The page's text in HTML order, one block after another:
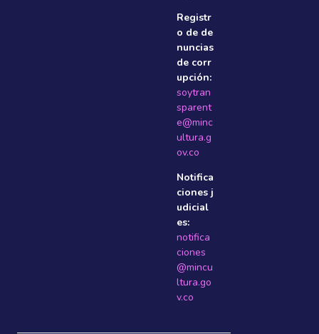
Registr
o de de
nuncias
de corr
upción:
soytran
sparent
e@minc
ultura.g
ov.co
Notifica
ciones j
udicial
es:
notifica
ciones
@mincu
ltura.go
v.co